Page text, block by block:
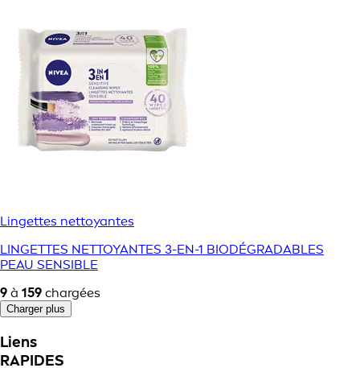
Lingettes nettoyantes
LINGETTES NETTOYANTES 3-EN-1 BIODÉGRADABLES
PEAU SENSIBLE
9 à 159 chargées
Charger plus
Liens
RAPIDES